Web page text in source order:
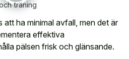
träning
att ha minimal avfall, men det är
effektiva
pälsen frisk och glänsande.